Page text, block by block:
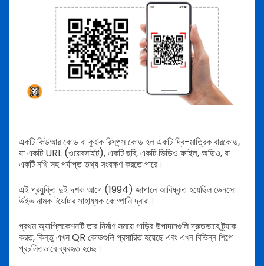
একটি কিউআর কোড বা কুইক রিসপন্স কোড হল একটি দ্বি-মাত্রিক বারকোড,
যা একটি URL (ওয়েবসাইট), একটি ছবি, একটি ভিডিও ফাইল, অডিও, বা
একটি নথি সহ পর্যাপ্ত তথ্য সংরক্ষণ করতে পারে।
এই প্রযুক্তি দুই দশক আগে (1994) জাপানে আবিষ্কৃত হয়েছিল ডেনসো
উইভ নামক টয়োটার সাহায্যক কোম্পানি দ্বারা।
প্রথম অ্যাপ্লিকেশনটি তার নির্মাণ সময়ে গাড়ির উপাদানগুলি দ্রুতভাবে ট্র্যাক
করত, কিন্তু এখন QR কোডগুলি প্রসারিত হয়েছে এবং এখন বিভিন্ন শিল্পে
প্রচলিতভাবে ব্যবহৃত হচ্ছে।